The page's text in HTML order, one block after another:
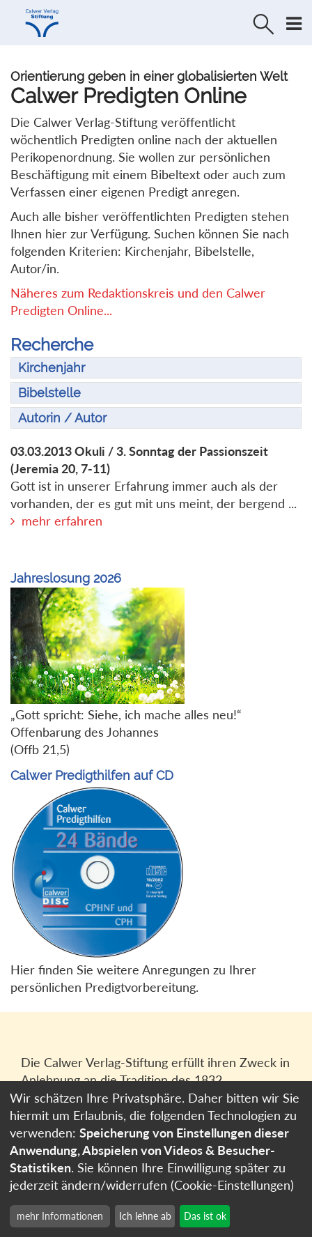
Direkt
Direkt
Orientierung geben in einer globalisierten Welt
Calwer Predigten Online
Die Calwer Verlag-Stiftung veröffentlicht
wöchentlich Predigten online nach der aktuellen
Perikopenordnung. Sie wollen zur persönlichen
Beschäftigung mit einem Bibeltext oder auch zum
Verfassen einer eigenen Predigt anregen.
Auch alle bisher veröffentlichten Predigten stehen
Ihnen hier zur Verfügung. Suchen können Sie nach
folgenden Kriterien: Kirchenjahr, Bibelstelle,
Autor/in.
Näheres zum Redaktionskreis und den Calwer
Predigten Online...
Recherche
Kirchenjahr
Bibelstelle
Autorin / Autor
03.03.2013Okuli / 3. Sonntag der Passionszeit
(Jeremia 20, 7-11)
Gott ist in unserer Erfahrung immer auch als der
vorhanden, der es gut mit uns meint, der bergend ...
mehr erfahren
Jahreslosung 2026
„Gott spricht: Siehe, ich mache alles neu!“
Offenbarung des Johannes
(Offb 21,5)
Calwer Predigthilfen auf CD
Hier finden Sie weitere Anregungen zu Ihrer
persönlichen Predigtvorbereitung.
Die Calwer Verlag-Stiftung erfüllt ihren Zweck in
Anlehnung an die Tradition des 1832
gegründeten Calwer Verlagsvereins, der
heutigen Calwer Verlag Bücher und Medien
GmbHin Stuttgart.
Impressum
Datenschutzerklärung
Cookie-Einstellungen
Wir schätzen Ihre Privatsphäre. Daher bitten wir Sie
hiermit um Erlaubnis, die folgenden Technologien zu
verwenden: Speicherung von Einstellungen dieser
Anwendung, Abspielen von Videos & Besucher-
Statistiken. Sie können Ihre Einwilligung später zu
jederzeit ändern/widerrufen (Cookie-Einstellungen)
mehr Informationen Ich lehne ab Das ist ok